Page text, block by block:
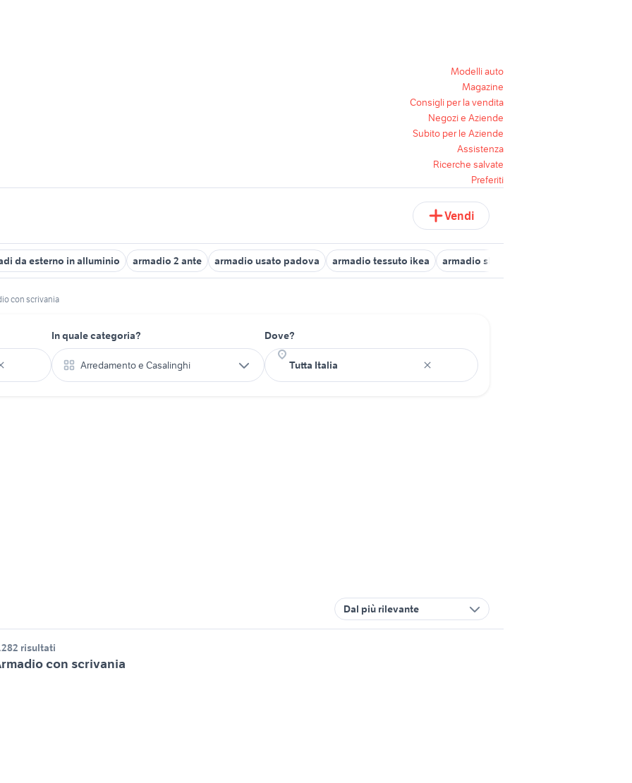
Modelli auto
Magazine
Consigli per la vendita
Negozi e Aziende
Subito per le Aziende
Assistenza
Ricerche salvate
Preferiti
Vendi
da esterno in alluminio armadio 2 ante armadio usato padova armadio tessuto ikea armadio shabby
con scrivania
In quale categoria?
Arredamento e Casalinghi
Dove?
Dal più rilevante
risultati
con scrivania